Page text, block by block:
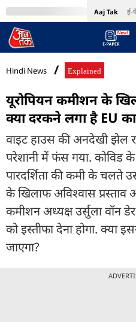
Aaj Tak ई-
MumbaiTak
Hindi News Explained
यूरोपियन कमीशन के
क्या दरकने लगा है EU
वाइट हाउस की अनदेखी झेल
परेशानी में फंस गया. कोविड के
पारदर्शिता की कमी के चलते
के खिलाफ अविश्वास
कमीशन अध्यक्ष उर्सुला वॉन
को इस्तीफा देना होगा. क्या
जाएगा?